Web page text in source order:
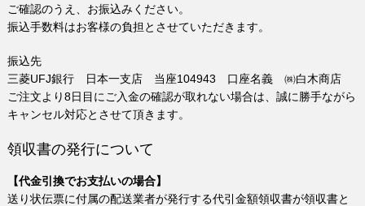
ご確認のうえ、お振込みください。
振込手数料はお客様の負担とさせていただきます。
振込先
三菱UFJ銀行 日本一支店 当座104943 口座名義 ㈱白木商店
ご注文より8日目にご入金の確認が取れない場合は、誠に勝手ながら
キャンセル対応とさせて頂きます。
領収書の発行について
【代金引換でお支払いの場合】
送り状伝票に付属の配送業者が発行する代引金額領収書が領収書と